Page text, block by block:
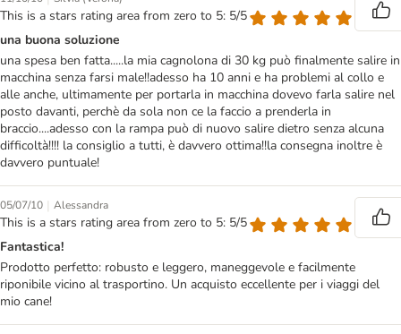
This is a stars rating area from zero to 5: 5/5
una buona soluzione
una spesa ben fatta.....la mia cagnolona di 30 kg può finalmente salire in
macchina senza farsi male!!adesso ha 10 anni e ha problemi al collo e
alle anche, ultimamente per portarla in macchina dovevo farla salire nel
posto davanti, perchè da sola non ce la faccio a prenderla in
braccio....adesso con la rampa può di nuovo salire dietro senza alcuna
difficoltà!!!! la consiglio a tutti, è davvero ottima!!la consegna inoltre è
davvero puntuale!
05/07/10 | Alessandra
This is a stars rating area from zero to 5: 5/5
Fantastica!
Prodotto perfetto: robusto e leggero, maneggevole e facilmente
riponibile vicino al trasportino. Un acquisto eccellente per i viaggi del
mio cane!